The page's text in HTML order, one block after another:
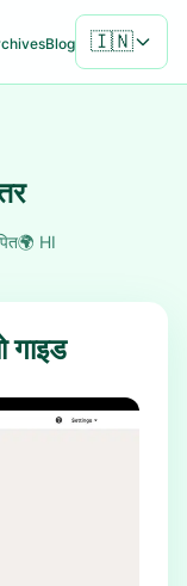
Blog 🇮🇳
🌍 HI
गाइड